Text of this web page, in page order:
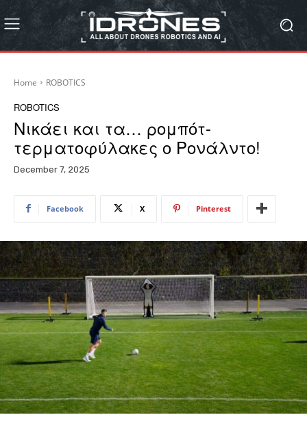
Home ROBOTICS
ROBOTICS
Νικάει και τα… ρομπότ-
τερματοφύλακες ο Ρονάλντο!
December 7, 2025
Facebook X Pinterest